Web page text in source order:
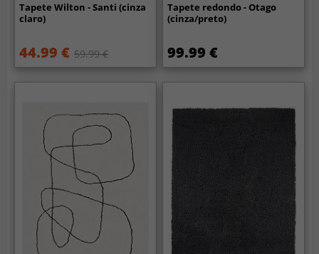
Tapete Wilton - Santi (cinza
claro)
44.99 € 59.99 €
Tapete redondo - Otago
(cinza/preto)
99.99 €